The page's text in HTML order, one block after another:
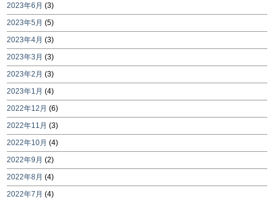
2023年6月 (3)
2023年5月 (5)
2023年4月 (3)
2023年3月 (3)
2023年2月 (3)
2023年1月 (4)
2022年12月 (6)
2022年11月 (3)
2022年10月 (4)
2022年9月 (2)
2022年8月 (4)
2022年7月 (4)